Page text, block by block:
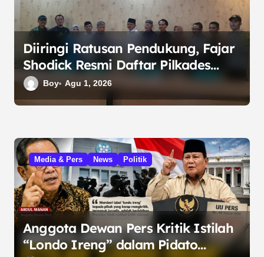
Diiringi Ratusan Pendukung, Fajar
Shodick Resmi Daftar Pilkades
Sumber Jaya 2026
Boy Agu 1, 2026
Media & Pers News Politik
Anggota Dewan Pers Kritik Istilah
“Londo Ireng” dalam Pidato